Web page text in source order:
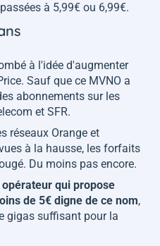
à 5,99€ ou 6,99€.
à l'idée d'augmenter
Sauf que ce MVNO a
abonnements sur les
et SFR.
réseaux Orange et
à la hausse, les forfaits
Du moins pas encore.
opérateur qui propose
de 5€ digne de ce nom,
gigas suffisant pour la